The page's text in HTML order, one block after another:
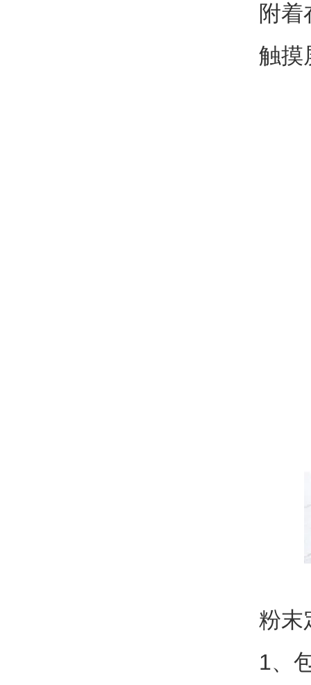
附
触摸
粉末
1、